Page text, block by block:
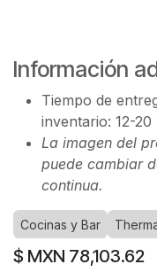
Información
Tiempo de
inventario: 12-20
La imagen del
puede cambiar
continua.
Cocinas y Bar
$ MXN 78,103.62